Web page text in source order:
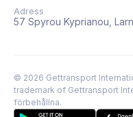
Adress
57 Spyrou Kyprianou,
© 2026 Gettransport
trademark of Gettransport
förbehållna.